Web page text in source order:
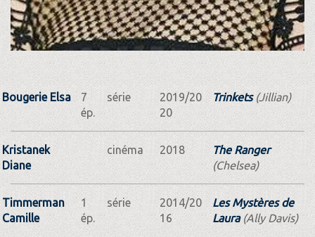
Bougerie Elsa
7
ép.
série
2019/20
20
Trinkets(Jillian)
Kristanek
Diane
cinéma 2018
The Ranger
(Chelsea)
Timmerman
Camille
1
ép.
série
2014/20
16
Les Mystères de
Laura(Ally Davis)